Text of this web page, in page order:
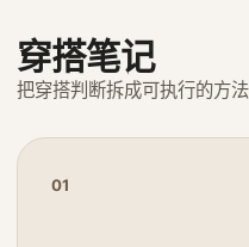
穿搭笔记
把穿搭判断拆成可执行的方
01